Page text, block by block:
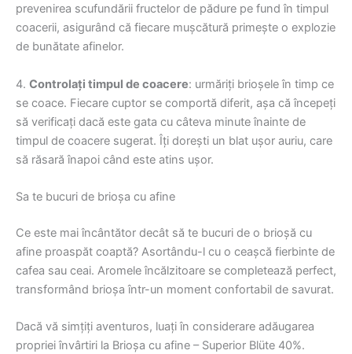
prevenirea scufundării fructelor de pădure pe fund în timpul
coacerii, asigurând că fiecare mușcătură primește o explozie
de bunătate afinelor.
4. Controlați timpul de coacere: urmăriți brioșele în timp ce
se coace. Fiecare cuptor se comportă diferit, așa că începeți
să verificați dacă este gata cu câteva minute înainte de
timpul de coacere sugerat. Îți dorești un blat ușor auriu, care
să răsară înapoi când este atins ușor.
Sa te bucuri de brioșa cu afine
Ce este mai încântător decât să te bucuri de o brioșă cu
afine proaspăt coaptă? Asortându-l cu o ceașcă fierbinte de
cafea sau ceai. Aromele încălzitoare se completează perfect,
transformând brioșa într-un moment confortabil de savurat.
Dacă vă simțiți aventuros, luați în considerare adăugarea
propriei învârtiri la Brioșa cu afine – Superior Blüte 40%.